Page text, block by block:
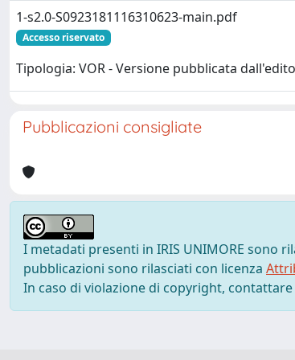
1-s2.0-S0923181116310623-main.pdf
Accesso riservato
Tipologia: VOR - Versione pubblicata
Pubblicazioni consigliate
I metadati presenti in IRIS UNIMORE sono
pubblicazioni sono rilasciati con licenza
In caso di violazione di copyright, contattare